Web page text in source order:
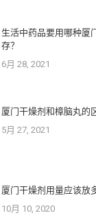
生活中药品要用哪种厦
存？
6月 28, 2021
厦门干燥剂和樟脑丸的
5月 27, 2021
厦门干燥剂用量应该放
10月 10, 2020